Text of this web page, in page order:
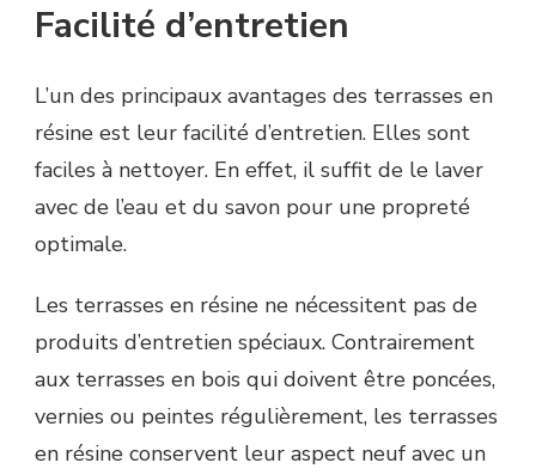
Facilité d’entretien
L’un des principaux avantages des terrasses en
résine est leur facilité d’entretien. Elles sont
faciles à nettoyer. En effet, il suffit de le laver
avec de l’eau et du savon pour une propreté
optimale.
Les terrasses en résine ne nécessitent pas de
produits d’entretien spéciaux. Contrairement
aux terrasses en bois qui doivent être poncées,
vernies ou peintes régulièrement, les terrasses
en résine conservent leur aspect neuf avec un